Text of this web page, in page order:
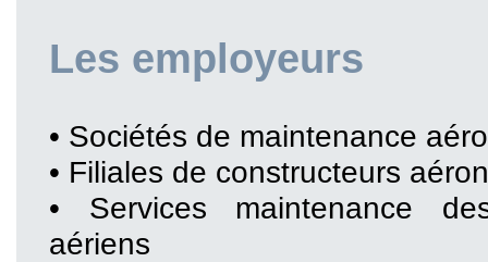
Les employeurs
• Sociétés de maintenance
• Filiales de constructeurs
• Services maintenance
aériens